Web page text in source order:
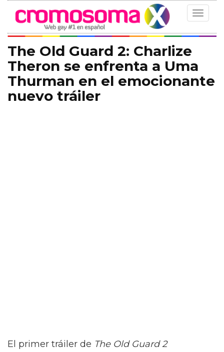
Toggle
The Old Guard 2: Charlize
Theron se enfrenta a Uma
Thurman en el emocionante
nuevo tráiler
El primer tráiler de The Old Guard 2